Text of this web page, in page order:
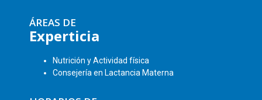
ÁREAS DE
Experticia
Nutrición y Actividad física
Consejería en Lactancia Materna